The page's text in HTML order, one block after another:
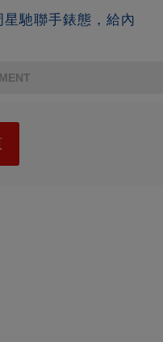
馳聯手錶態，給內